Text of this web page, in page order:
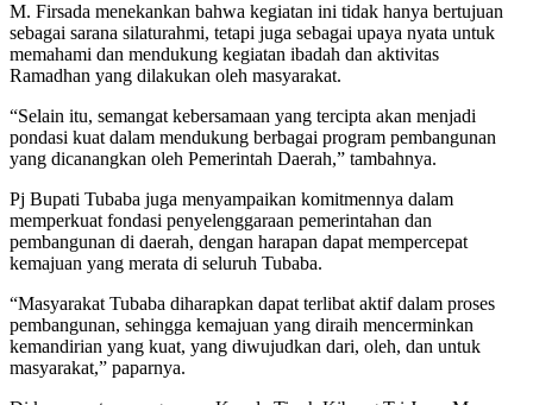
M. Firsada menekankan bahwa kegiatan ini tidak hanya bertujuan
sebagai sarana silaturahmi, tetapi juga sebagai upaya nyata untuk
memahami dan mendukung kegiatan ibadah dan aktivitas
Ramadhan yang dilakukan oleh masyarakat.
“Selain itu, semangat kebersamaan yang tercipta akan menjadi
pondasi kuat dalam mendukung berbagai program pembangunan
yang dicanangkan oleh Pemerintah Daerah,” tambahnya.
Pj Bupati Tubaba juga menyampaikan komitmennya dalam
memperkuat fondasi penyelenggaraan pemerintahan dan
pembangunan di daerah, dengan harapan dapat mempercepat
kemajuan yang merata di seluruh Tubaba.
“Masyarakat Tubaba diharapkan dapat terlibat aktif dalam proses
pembangunan, sehingga kemajuan yang diraih mencerminkan
kemandirian yang kuat, yang diwujudkan dari, oleh, dan untuk
masyarakat,” paparnya.